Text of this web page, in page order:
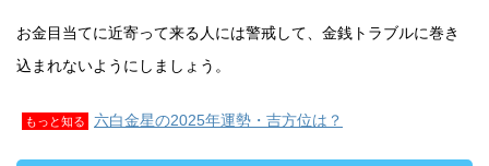
お金目当てに近寄って来る人には警戒して、金銭トラブルに巻き
込まれないようにしましょう。
もっと知る 六白金星の2025年運勢・吉方位は？